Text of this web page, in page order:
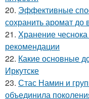
20. Эффективные
сохранить аромат до
21. Хранение
рекомендации
22. Какие основные
Иркутске
23. Стас Намин и
объединила